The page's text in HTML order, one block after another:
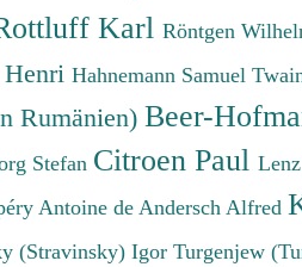
Karl Röntgen
Hahnemann Samuel
Rumänien) Beer-
Stefan Citroen Paul
Antoine de Andersch Alfred
(Stravinsky) Igor Turgenjew